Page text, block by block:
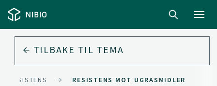
TILBAKE TIL TEMA
RESISTENS RESISTENS MOT UGRASMIDLER